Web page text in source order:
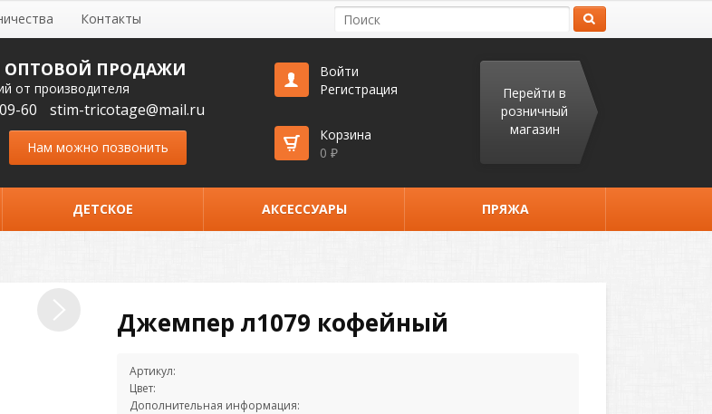
Контакты
ОПТОВОЙ ПРОДАЖИ
от производителя
60 stim-tricotage@mail.ru
Нам можно позвонить
Войти
Регистрация
Корзина
0 ₽
Перейти в
розничный
магазин
ДЕТСКОЕ АКСЕССУАРЫ ПРЯЖА
Джемпер л1079 кофейный
Артикул:
Цвет:
Дополнительная информация: